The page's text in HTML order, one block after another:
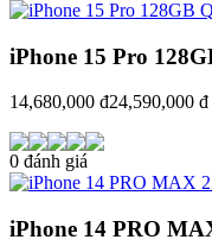
iPhone 15 Pro
14,680,000 đ24,590,000 đ
0 đánh giá
iPhone 14 PRO